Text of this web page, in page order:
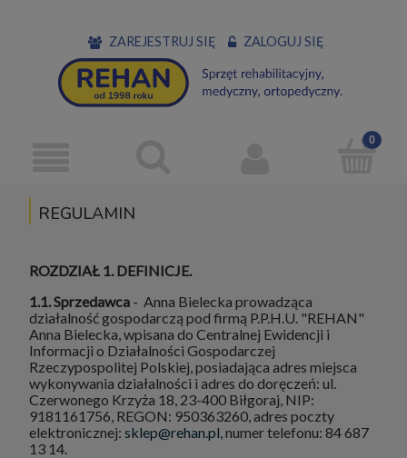
ZAREJESTRUJ SIĘ ZALOGUJ SIĘ
REGULAMIN
ROZDZIAŁ 1. DEFINICJE.
1.1. Sprzedawca - Anna Bielecka prowadząca
działalność gospodarczą pod firmą P.P.H.U. "REHAN"
Anna Bielecka, wpisana do Centralnej Ewidencji i
Informacji o Działalności Gospodarczej
Rzeczypospolitej Polskiej, posiadająca adres miejsca
wykonywania działalności i adres do doręczeń: ul.
Czerwonego Krzyża 18, 23-400 Biłgoraj, NIP:
9181161756, REGON: 950363260, adres poczty
elektronicznej: sklep@rehan.pl , numer telefonu: 84 687
13 14.